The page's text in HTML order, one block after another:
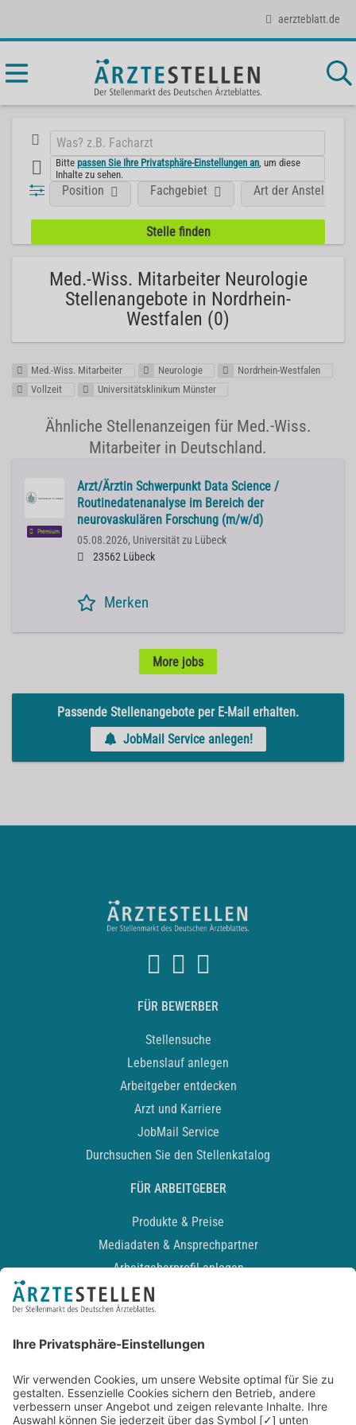
aerzteblatt.de
Bittepassen Sie Ihre Privatsphäre-Einstellungen an , um diese
Inhalte zu sehen.
Position Fachgebiet Art der Anstellung
Med.-Wiss. Mitarbeiter Neurologie
Stellenangebote in Nordrhein-
Westfalen (0)
Med.-Wiss. Mitarbeiter Neurologie
Nordrhein-Westfalen
Vollzeit
Universitätsklinikum Münster
Ähnliche Stellenanzeigen für Med.-Wiss.
Mitarbeiter in Deutschland.
Premium
Arzt/Ärztin Schwerpunkt Data Science /
Routinedatenanalyse im Bereich der
neurovaskulären Forschung (m/w/d)
05.08.2026, Universität zu Lübeck
23562 Lübeck
Merken
More jobs
Passende Stellenangebote per E-Mail erhalten.
JobMail Service anlegen!
FÜR BEWERBER
Stellensuche
Lebenslauf anlegen
Arbeitgeber entdecken
Arzt und Karriere
JobMail Service
Durchsuchen Sie den Stellenkatalog
FÜR ARBEITGEBER
Produkte & Preise
Mediadaten & Ansprechpartner
Arbeitgeberprofil anlegen
Recruiting-Podcast
Kontakt
Datenschutz